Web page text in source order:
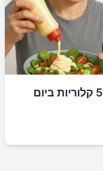
10 חלופות פשוטות שחוסכות 500 קלוריות ביום